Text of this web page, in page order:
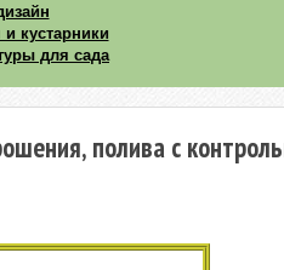
кустарники
для сада
полива с